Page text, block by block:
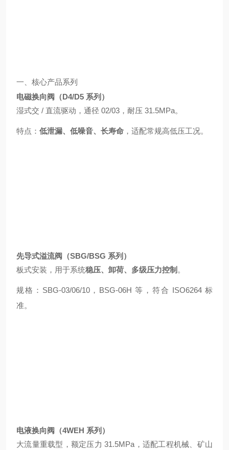
一、核心产品系列
电磁换向阀（D4/D5 系列）
湿式交 / 直流驱动，通径 02/03，耐压 31.5MPa。
特点： 低泄漏、低噪音、长寿命 ，适配常规高低压工况。
先导式溢流阀（SBG/BSG 系列）
板式安装，用于系统稳压、卸荷、多级压力控制 。
规格：SBG-03/06/10，BSG-06H 等，符合 ISO6264 标
准。
电液换向阀（4WEH 系列）
大流量重载型，额定压力 31.5MPa，适配工程机械、矿山